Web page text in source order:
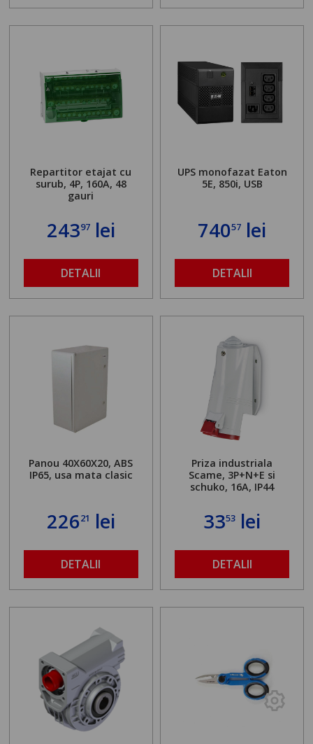
Repartitor etajat cu
surub, 4P, 160A, 48
gauri
24397lei
DETALII
UPS monofazat Eaton
5E, 850i, USB
74057 lei
DETALII
Panou 40X60X20, ABS
IP65, usa mata clasic
22621 lei
DETALII
Priza industriala
Scame, 3P+N+E si
schuko, 16A, IP44
3353 lei
DETALII